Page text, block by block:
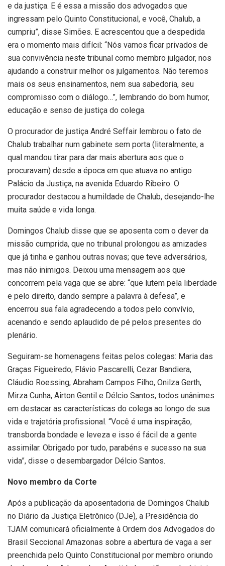
e da justiça. E é essa a missão dos advogados que
ingressam pelo Quinto Constitucional, e você, Chalub, a
cumpriu”, disse Simões. E acrescentou que a despedida
era o momento mais difícil: “Nós vamos ficar privados de
sua convivência neste tribunal como membro julgador, nos
ajudando a construir melhor os julgamentos. Não teremos
mais os seus ensinamentos, nem sua sabedoria, seu
compromisso com o diálogo…”, lembrando do bom humor,
educação e senso de justiça do colega.
O procurador de justiça André Seffair lembrou o fato de
Chalub trabalhar num gabinete sem porta (literalmente, a
qual mandou tirar para dar mais abertura aos que o
procuravam) desde a época em que atuava no antigo
Palácio da Justiça, na avenida Eduardo Ribeiro. O
procurador destacou a humildade de Chalub, desejando-lhe
muita saúde e vida longa.
Domingos Chalub disse que se aposenta com o dever da
missão cumprida, que no tribunal prolongou as amizades
que já tinha e ganhou outras novas; que teve adversários,
mas não inimigos. Deixou uma mensagem aos que
concorrem pela vaga que se abre: “que lutem pela liberdade
e pelo direito, dando sempre a palavra à defesa”, e
encerrou sua fala agradecendo a todos pelo convívio,
acenando e sendo aplaudido de pé pelos presentes do
plenário.
Seguiram-se homenagens feitas pelos colegas: Maria das
Graças Figueiredo, Flávio Pascarelli, Cezar Bandiera,
Cláudio Roessing, Abraham Campos Filho, Onilza Gerth,
Mirza Cunha, Airton Gentil e Délcio Santos, todos unânimes
em destacar as características do colega ao longo de sua
vida e trajetória profissional. “Você é uma inspiração,
transborda bondade e leveza e isso é fácil de a gente
assimilar. Obrigado por tudo, parabéns e sucesso na sua
vida”, disse o desembargador Délcio Santos.
Novo membro da Corte
Após a publicação da aposentadoria de Domingos Chalub
no Diário da Justiça Eletrônico (DJe), a Presidência do
TJAM comunicará oficialmente à Ordem dos Advogados do
Brasil Seccional Amazonas sobre a abertura de vaga a ser
preenchida pelo Quinto Constitucional por membro oriundo